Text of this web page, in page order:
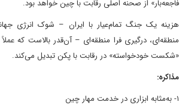
فاجعه‌بار» از صحنه اصلی رقابت با چین خواهد بود.
هزینه یک جنگ تمام‌عیار با ایران – شوک انرژی
منطقه‌ای، درگیری فرا منطقه‌ای – آن‌قدر بالاست که
«شکست خودخواسته» در رقابت با پکن تبدیل می‌کند.
مذاکره:
۱- به‌مثابه ابزاری در خدمت مهار چین